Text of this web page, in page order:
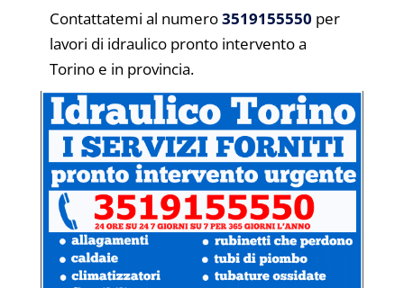
Contattatemi al numero3519155550 per
lavori di idraulico pronto intervento a
Torino e in provincia.